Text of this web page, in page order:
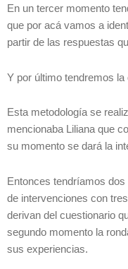
En un tercer momento
que por acá vamos a
partir de las respuestas
Y por último tendremos
Esta metodología se
mencionaba Liliana que
su momento se dará la
Entonces tendríamos
de intervenciones con
derivan del cuestionario
segundo momento la
sus experiencias.